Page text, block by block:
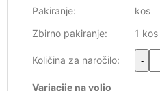
Pakiranje:
kos
Zbirno pakiranje:
1 kos
Količina za naročilo: -
Variacije na voljo